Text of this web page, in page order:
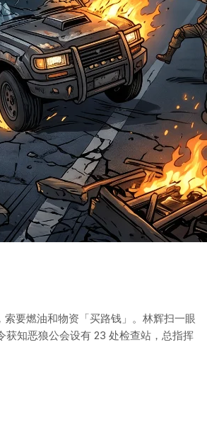
要燃油和物资「买路钱」。林辉扫一眼
知恶狼公会设有 23 处检查站，总指挥